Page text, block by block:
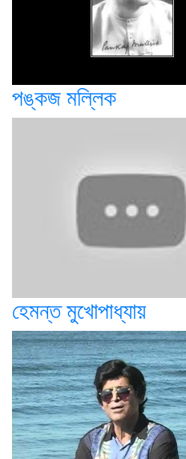
পঙ্কজ মল্লিক
হেমন্ত মুখোপাধ্যায়